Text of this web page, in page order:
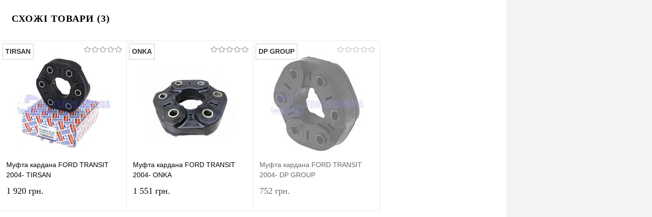
СХОЖІ ТОВАРИ (3)
TIRSAN
Муфта кардана FORD TRANSIT
2004- TIRSAN
1 920 грн.
ONKA
Муфта кардана FORD TRANSIT
2004- ONKA
1 551 грн.
DP GROUP
Муфта кардана FORD TRANSIT
2004- DP GROUP
752 грн.